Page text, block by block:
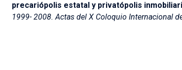
precariópolis estatal y privatópolis
1999- 2008. Actas del X Coloquio Internacional